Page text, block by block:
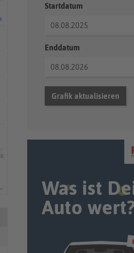
Startdatum
Enddatum
Grafik aktualisieren
Was ist
Auto